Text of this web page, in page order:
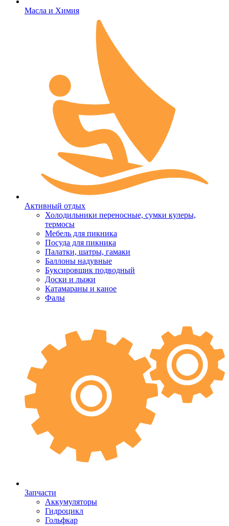
Масла и Химия
Активный отдых
Холодильники переносные, сумки кулеры,
термосы
Мебель для пикника
Посуда для пикника
Палатки, шатры, гамаки
Баллоны надувные
Буксировщик подводный
Доски и лыжи
Катамараны и каное
Фалы
Запчасти
Аккумуляторы
Гидроцикл
Гольфкар